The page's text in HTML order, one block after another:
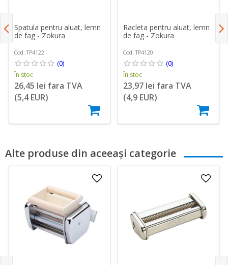
Spatula pentru aluat, lemn
de fag - Zokura
Cod: TP4122
(0)
În stoc
26,45 lei fara TVA
(5,4 EUR)
Racleta pentru aluat, lemn
de fag - Zokura
Cod: TP4120
(0)
În stoc
23,97 lei fara TVA
(4,9 EUR)
Alte produse din aceeași categorie